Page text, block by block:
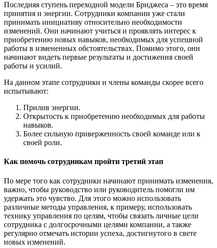
Последняя ступень переходной модели Бриджеса – это время
принятия и энергии. Сотрудники компании уже стали
принимать инициативу относительно необходимости
изменений. Они начинают учиться и проявлять интерес к
приобретению новых навыков, необходимых для успешной
работы в измененных обстоятельствах. Помимо этого, они
начинают видеть первые результаты и достижения своей
работы и усилий.
На данном этапе сотрудники и члены команды скорее всего
испытывают:
Прилив энергии.
Открытость к приобретению необходимых для работы
навыков.
Более сильную приверженность своей команде или к
своей роли.
Как помочь сотрудникам пройти третий этап
По мере того как сотрудники начинают принимать изменения,
важно, чтобы руководство или руководитель помогли им
удержать это чувство. Для этого можно использовать
различные методы управления, к примеру, использовать
технику управления по целям, чтобы связать личные цели
сотрудника с долгосрочными целями компании, а также
регулярно отмечать истории успеха, достигнутого в свете
новых изменений.